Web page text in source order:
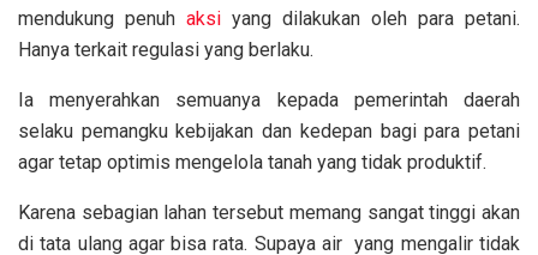
mendukung penuh aksi yang dilakukan oleh para petani.
Hanya terkait regulasi yang berlaku.
Ia menyerahkan semuanya kepada pemerintah daerah
selaku pemangku kebijakan dan kedepan bagi para petani
agar tetap optimis mengelola tanah yang tidak produktif.
Karena sebagian lahan tersebut memang sangat tinggi akan
di tata ulang agar bisa rata. Supaya air yang mengalir tidak